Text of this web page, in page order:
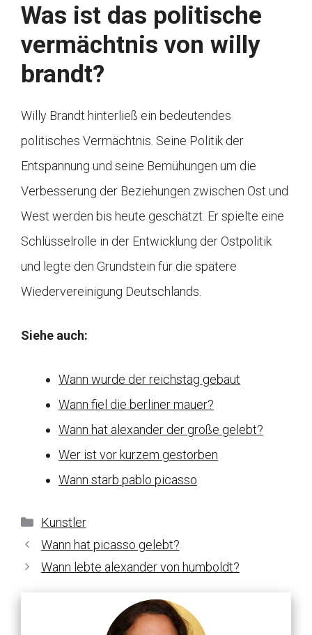
Was ist das politische
vermächtnis von willy
brandt?
Willy Brandt hinterließ ein bedeutendes
politisches Vermächtnis. Seine Politik der
Entspannung und seine Bemühungen um die
Verbesserung der Beziehungen zwischen Ost und
West werden bis heute geschätzt. Er spielte eine
Schlüsselrolle in der Entwicklung der Ostpolitik
und legte den Grundstein für die spätere
Wiedervereinigung Deutschlands.
Siehe auch:
Wann wurde der reichstag gebaut
Wann fiel die berliner mauer?
Wann hat alexander der große gelebt?
Wer ist vor kurzem gestorben
Wann starb pablo picasso
Kategorien
Kunstler
Wann hat picasso gelebt?
Wann lebte alexander von humboldt?